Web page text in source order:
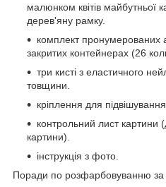
малюнком квітів майбутньої
дерев'яну рамку.
комплект пронумерованих
закритих контейнерах (26
три кисті з еластичного
товщини.
кріплення для
контрольний лист картини
картини).
інструкція з фото.
Поради по розфарбовуванню